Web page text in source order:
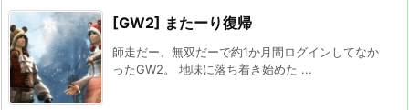
[GW2] またーり復帰
師走だー、無双だーで約1か月間ログインしてなか
ったGW2。 地味に落ち着き始めた ...